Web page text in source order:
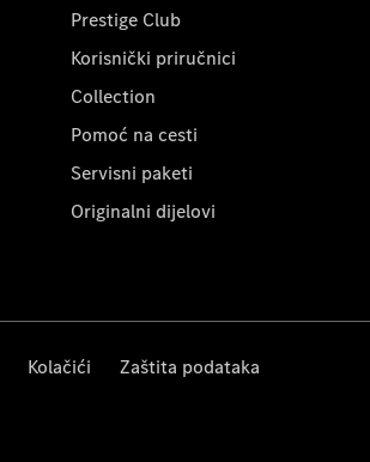
Prestige Club
Korisnički priručnici
Collection
Pomoć na cesti
Servisni paketi
Originalni dijelovi
Kolačići Zaštita podataka